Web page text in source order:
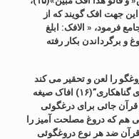
جهت افک گویند که از
فرمود، « الافک: ابلغ
و برگرداندن بکار رفته
را لعن و تحقیر می کند
«ویل لکل افاک اثیم» ” وای بر هر دروغگوی گناهکاری”(۱۶) افاک صیغه
جائی برای درغگوئی
هم که دروغ مصلحت آمیز را
قرآن ضد هر نوع دروغگوئی